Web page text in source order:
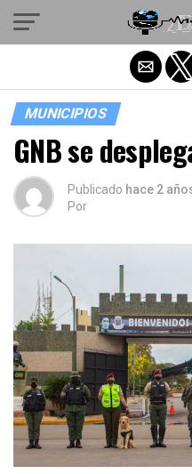
MUNICIPIOS
GNB se
Publicado hace 2
Por
Salir de la